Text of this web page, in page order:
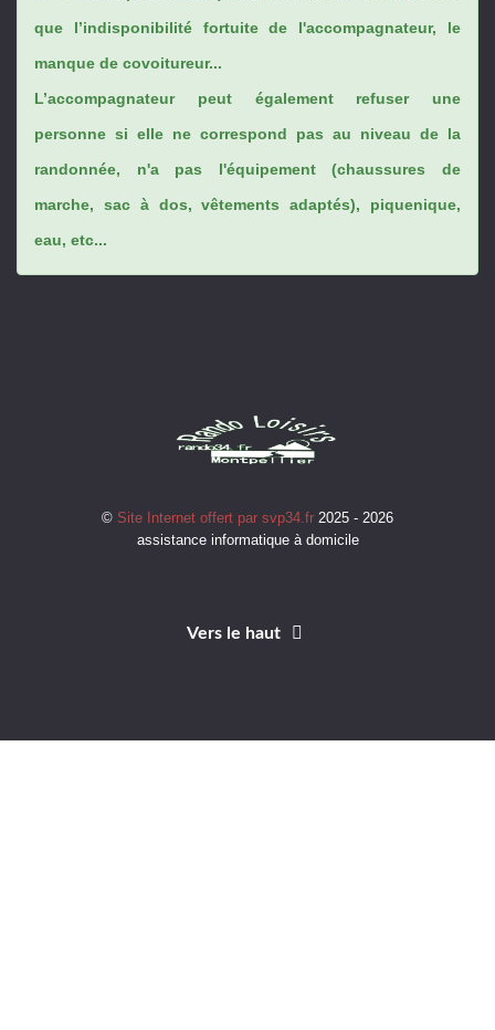
que l’indisponibilité fortuite de l'accompagnateur, le
manque de covoitureur...
L’accompagnateur peut également refuser une
personne si elle ne correspond pas au niveau de la
randonnée, n'a pas l'équipement (chaussures de
marche, sac à dos, vêtements adaptés), piquenique,
eau, etc...
© Site Internet offert par svp34.fr 2025 - 2026
assistance informatique à domicile
Vers le haut